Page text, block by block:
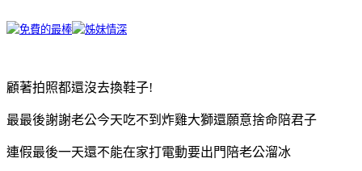
顧著拍照都還沒去換鞋子!
最最後謝謝老公今天吃不到炸雞大獅還願意捨命陪君子
連假最後一天還不能在家打電動要出門陪老公溜冰